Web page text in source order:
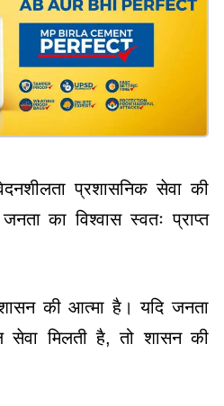
प्रशासनिक सेवा की
का विश्वास स्वतः प्राप्त
की आत्मा है। यदि जनता
सेवा मिलती है, तो शासन की